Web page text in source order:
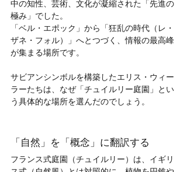
中の知性、芸術、文化が凝縮された「先進の
極み」でした。
「ベル・エポック」から「狂乱の時代（レ・
ザネ・フォル）」へとつづく、情報の最高峰
が集まる場所です。
サビアンシンボルを構築したエリス・ウィー
ラーたちは、なぜ「チュイルリー庭園」とい
う具体的な場所を選んだのでしょう。
「自然」を「概念」に翻訳する
フランス式庭園（チュイルリー）は、イギリ